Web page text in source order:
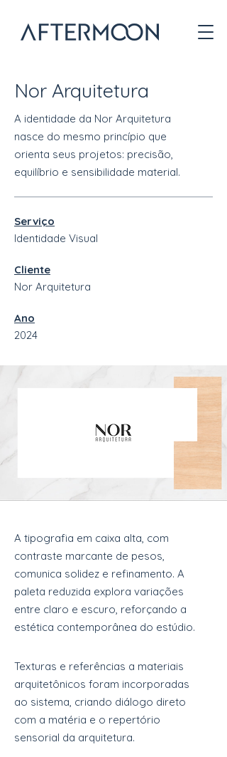
Nor Arquitetura
A identidade da Nor Arquitetura
nasce do mesmo princípio que
orienta seus projetos: precisão,
equilíbrio e sensibilidade material.
Serviço
Identidade Visual
Cliente
Nor Arquitetura
Ano
2024
A tipografia em caixa alta, com
contraste marcante de pesos,
comunica solidez e refinamento. A
paleta reduzida explora variações
entre claro e escuro, reforçando a
estética contemporânea do estúdio.
Texturas e referências a materiais
arquitetônicos foram incorporadas
ao sistema, criando diálogo direto
com a matéria e o repertório
sensorial da arquitetura.